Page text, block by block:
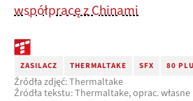
współpracę z Chinami
ZASILACZ THERMALTAKE SFX 80
Źródła zdjęć: Thermaltake
Źródła tekstu: Thermaltake, oprac. własne